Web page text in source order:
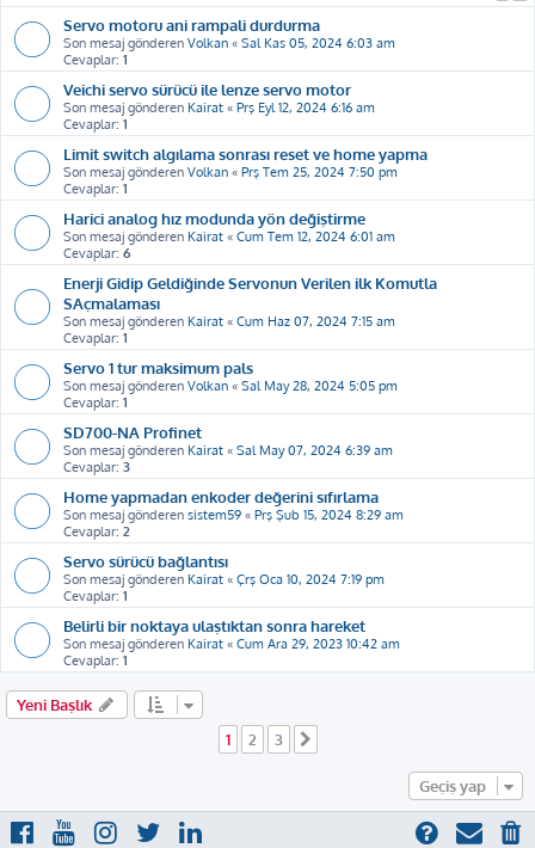
Servo motoru ani rampali durdurma
Son mesaj gönderen Volkan « Sal Kas 05, 2024 6:03 am
Cevaplar: 1
Veichi servo sürücü ile lenze servo motor
Son mesaj gönderen Kairat « Prş Eyl 12, 2024 6:16 am
Cevaplar: 1
Limit switch algılama sonrası reset ve home yapma
Son mesaj gönderen Volkan « Prş Tem 25, 2024 7:50 pm
Cevaplar: 1
Harici analog hız modunda yön değiştirme
Son mesaj gönderen Kairat « Cum Tem 12, 2024 6:01 am
Cevaplar: 6
Enerji Gidip Geldiğinde Servonun Verilen ilk Komutla
SAçmalaması
Son mesaj gönderen Kairat « Cum Haz 07, 2024 7:15 am
Cevaplar: 1
Servo 1 tur maksimum pals
Son mesaj gönderen Volkan « Sal May 28, 2024 5:05 pm
Cevaplar: 1
SD700-NA Profinet
Son mesaj gönderen Kairat « Sal May 07, 2024 6:39 am
Cevaplar: 3
Home yapmadan enkoder değerini sıfırlama
Son mesaj gönderen sistem59 « Prş Şub 15, 2024 8:29 am
Cevaplar: 2
Servo sürücü bağlantısı
Son mesaj gönderen Kairat « Çrş Oca 10, 2024 7:19 pm
Cevaplar: 1
Belirli bir noktaya ulaştıktan sonra hareket
Son mesaj gönderen Kairat « Cum Ara 29, 2023 10:42 am
Cevaplar: 1
Yeni Başlık
1
2 3
Geçiş yap